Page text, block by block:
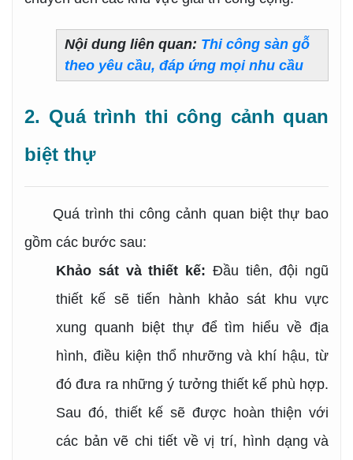
Nội dung liên quan: Thi công sàn gỗ
theo yêu cầu, đáp ứng mọi nhu cầu
2. Quá trình thi công cảnh quan
biệt thự
Quá trình thi công cảnh quan biệt thự bao
gồm các bước sau:
Khảo sát và thiết kế: Đầu tiên, đội ngũ
thiết kế sẽ tiến hành khảo sát khu vực
xung quanh biệt thự để tìm hiểu về địa
hình, điều kiện thổ nhưỡng và khí hậu, từ
đó đưa ra những ý tưởng thiết kế phù hợp.
Sau đó, thiết kế sẽ được hoàn thiện với
các bản vẽ chi tiết về vị trí, hình dạng và